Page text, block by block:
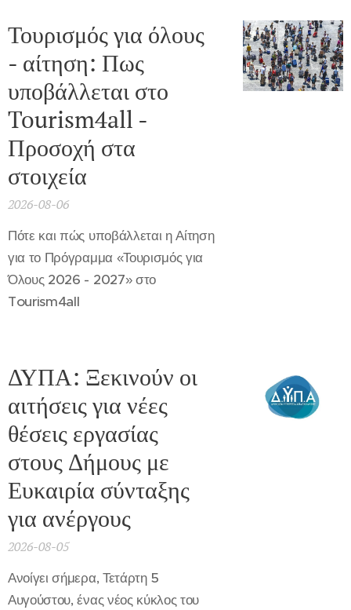
Τουρισμός για όλους
- αίτηση: Πως
υποβάλλεται στο
Tourism4all -
Προσοχή στα
στοιχεία
2026-08-06
Πότε και πώς υποβάλλεται η Αίτηση
για το Πρόγραμμα «Τουρισμός για
Όλους 2026 - 2027» στο
Tourism4all
ΔΥΠΑ: Ξεκινούν οι
αιτήσεις για νέες
θέσεις εργασίας
στους Δήμους με
Ευκαιρία σύνταξης
για ανέργους
2026-08-05
Ανοίγει σήμερα, Τετάρτη 5
Αυγούστου, ένας νέος κύκλος του